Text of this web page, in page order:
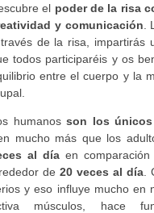
el poder de la risa
y comunicación
de la risa, impartirás
todos participaréis y os
entre el cuerpo y la
humanosson los únicos
mucho más que los
al día en
de 20 veces al día.
y eso influye mucho en
músculos, hace